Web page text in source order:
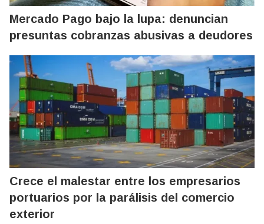
Mercado Pago bajo la lupa: denuncian
presuntas cobranzas abusivas a deudores
Crece el malestar entre los empresarios
portuarios por la parálisis del comercio
exterior